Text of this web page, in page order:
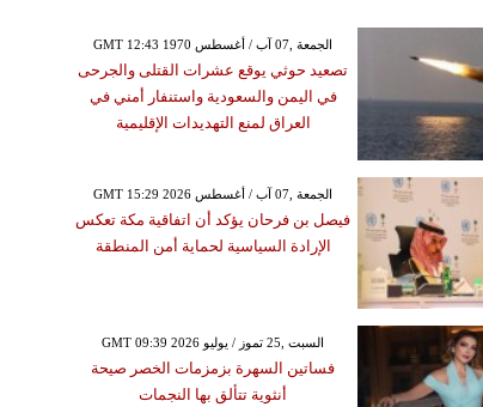
GMT 12:43 1970 الجمعة ,07 آب / أغسطس
تصعيد حوثي يوقع عشرات القتلى والجرحى
في اليمن والسعودية واستنفار أمني في
العراق لمنع التهديدات الإقليمية
GMT 15:29 2026 الجمعة ,07 آب / أغسطس
فيصل بن فرحان يؤكد أن اتفاقية مكة تعكس
الإرادة السياسية لحماية أمن المنطقة
GMT 09:39 2026 السبت ,25 تموز / يوليو
فساتين السهرة بزمزمات الخصر صيحة
أنثوية تتألق بها النجمات